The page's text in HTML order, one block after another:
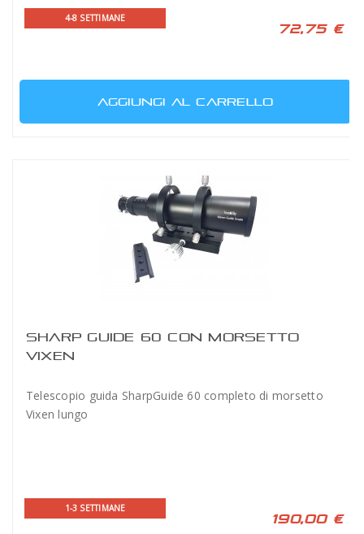
4-8 SETTIMANE
72,75 €
AGGIUNGI AL CARRELLO
SHARP GUIDE 60 CON MORSETTO
VIXEN
Telescopio guida SharpGuide 60 completo di morsetto
Vixen lungo
1-3 SETTIMANE
190,00 €